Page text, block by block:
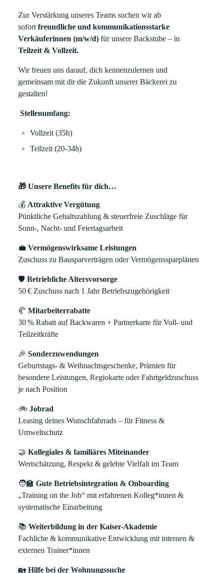
Zur Verstärkung unseres Teams suchen wir ab
sofortfreundliche und kommunikationsstarke
Verkäuferinnen (m/w/d) für unsere Backstube – in
Teilzeit & Vollzeit.
Wir freuen uns darauf, dich kennenzulernen und
gemeinsam mit dir die Zukunft unserer Bäckerei zu
gestalten!
Stellenumfang:
Vollzeit (35h)
Teilzeit (20-34h)
🎁 Unsere Benefits für dich…
💰 Attraktive Vergütung
Pünktliche Gehaltszahlung & steuerfreie Zuschläge für
Sonn-, Nacht- und Feiertagsarbeit
💼 Vermögenswirksame Leistungen
Zuschuss zu Bausparverträgen oder Vermögenssparplänen
🛡️ Betriebliche Altersvorsorge
50€ Zuschuss nach 1 Jahr Betriebszugehörigkeit
🥐 Mitarbeiterrabatte
30% Rabatt auf Backwaren + Partnerkarte für Voll- und
Teilzeitkräfte
🎉 Sonderzuwendungen
Geburtstags- & Weihnachtsgeschenke, Prämien für
besondere Leistungen, Regiokarte oder Fahrtgeldzuschuss
je nach Position
🚲 Jobrad
Leasing deines Wunschfahrrads – für Fitness &
Umweltschutz
🤝 Kollegiales & familiäres Miteinander
Wertschätzung, Respekt & gelebte Vielfalt im Team
🧑‍🏫 Gute Betriebsintegration & Onboarding
„Training on the Job“ mit erfahrenen Kolleg*innen &
systematische Einarbeitung
📚 Weiterbildung in der Kaiser-Akademie
Fachliche & kommunikative Entwicklung mit internen &
externen Trainer*innen
🏡 Hilfe bei der Wohnungssuche